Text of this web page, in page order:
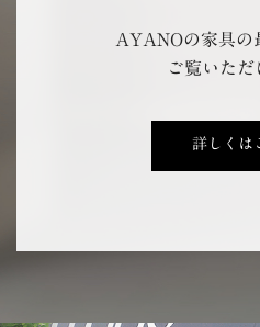
AYANOの家具の
ご覧いただ
詳しくは